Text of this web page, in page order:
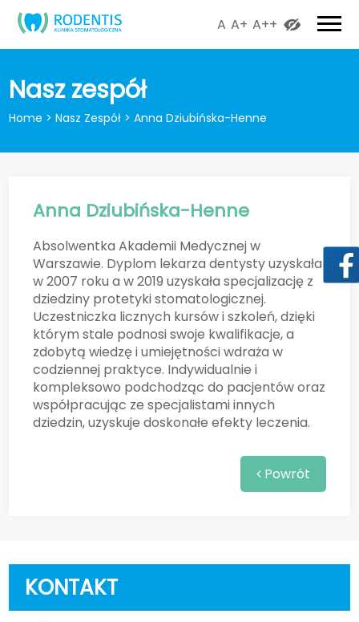
A A+ A++
Nasz zespół
Home >Nasz Zespół >Anna Dziubińska-Henne
Anna Dziubińska-Henne
Absolwentka Akademii Medycznej w
Warszawie. Dyplom lekarza dentysty uzyskała
w 2007 roku a w 2019 uzyskała specjalizację z
dziedziny protetyki stomatologicznej.
Uczestniczka licznych kursów i szkoleń, dzięki
którym stale podnosi swoje kwalifikacje, a
zdobytą wiedzę i umiejętności wdraża w
codziennej praktyce. Indywidualnie i
kompleksowo podchodząc do pacjentów oraz
współpracując ze specjalistami innych
dziedzin, uzyskuje doskonałe efekty leczenia.
Powrót
KONTAKT